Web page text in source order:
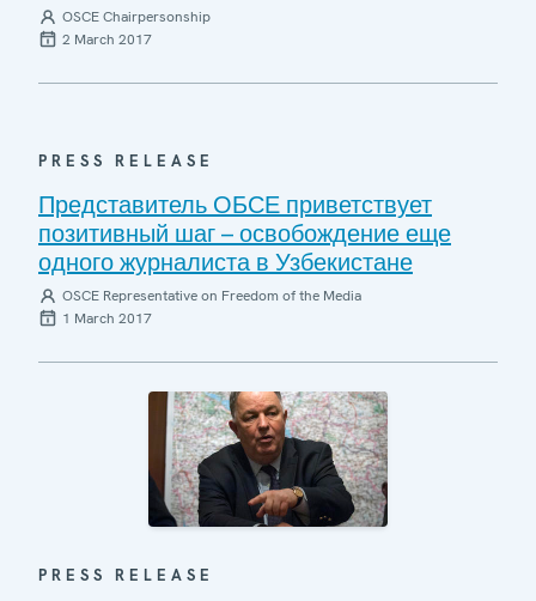
OSCE Chairpersonship
2 March 2017
PRESS RELEASE
Представитель ОБСЕ приветствует
позитивный шаг – освобождение еще
одного журналиста в Узбекистане
OSCE Representative on Freedom of the Media
1 March 2017
PRESS RELEASE